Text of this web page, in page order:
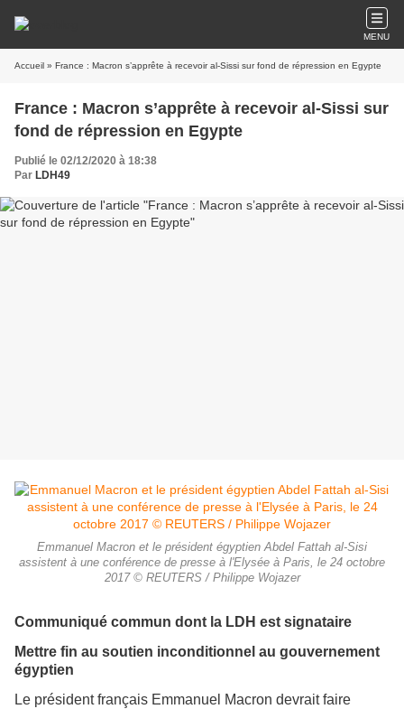
MENU
Accueil » France : Macron s’apprête à recevoir al-Sissi sur fond de répression en Egypte
France : Macron s’apprête à recevoir al-Sissi sur
fond de répression en Egypte
Publié le 02/12/2020 à 18:38
Par LDH49
Emmanuel Macron et le président égyptien Abdel Fattah al-Sisi
assistent à une conférence de presse à l'Elysée à Paris, le 24 octobre
2017 © REUTERS / Philippe Wojazer
Communiqué commun dont la LDH est signataire
Mettre fin au soutien inconditionnel au gouvernement
égyptien
Le président français Emmanuel Macron devrait faire